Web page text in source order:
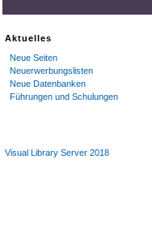
Aktuelles
Neue Seiten
Neuerwerbungslisten
Neue Datenbanken
Führungen und Schulungen
Visual Library Server 2018